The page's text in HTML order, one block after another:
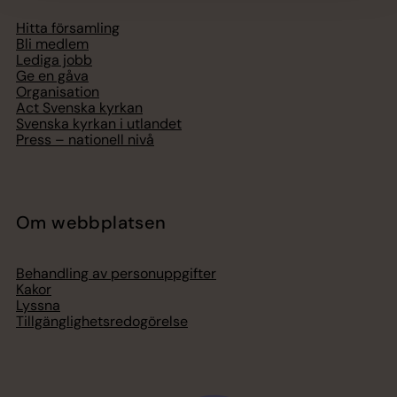
Hitta församling
Bli medlem
Lediga jobb
Ge en gåva
Organisation
Act Svenska kyrkan
Svenska kyrkan i utlandet
Press – nationell nivå
Om webbplatsen
Behandling av personuppgifter
Kakor
Lyssna
Tillgänglighetsredogörelse